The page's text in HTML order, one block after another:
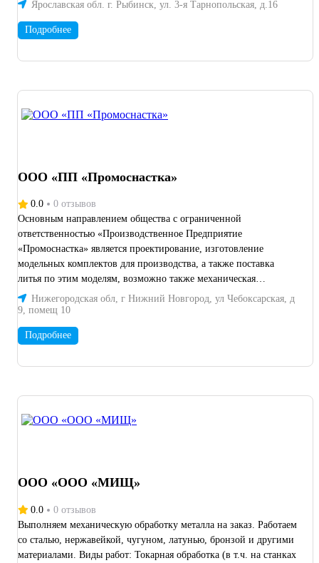
Ярославская обл. г. Рыбинск, ул. 3-я Тарнопольская, д.16
Подробнее
ООО «ПП «Промоснастка»
0.0
0 отзывов
Основным направлением общества с ограниченной
ответственностью «Производственное Предприятие
«Промоснастка» является проектирование, изготовление
модельных комплектов для производства, а также поставка
литья по этим моделям, возможно также механическая
обработка отливок по согласованию с клиентом.
Нижегородская обл, г Нижний Новгород, ул Чебоксарская, д
9, помещ 10
Подробнее
ООО «ООО «МИЩ»
0.0
0 отзывов
Выполняем механическую обработку металла на заказ. Работаем
со сталью, нержавейкой, чугуном, латунью, бронзой и другими
материалами. Виды работ: Токарная обработка (в т.ч. на станках